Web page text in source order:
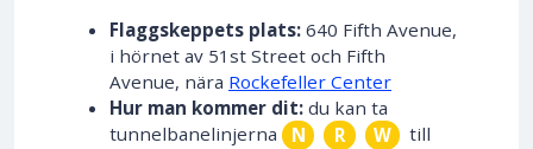
Flaggskeppets plats: 640 Fifth Avenue,
i hörnet av 51st Street och Fifth
Avenue, nära Rockefeller Center
Hur man kommer dit: du kan ta
tunnelbanelinjerna
N R W
till